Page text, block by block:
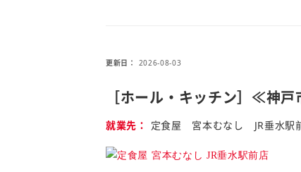
更新日 2026-08-03
［ホール・キッチン］≪神
就業先 定食屋 宮本むなし JR垂水駅